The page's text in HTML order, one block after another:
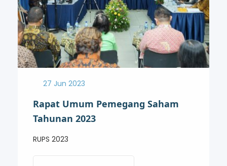
27 Jun 2023
Rapat Umum Pemegang Saham
Tahunan 2023
RUPS 2023